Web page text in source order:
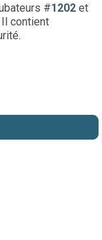
#1202 et
Il contient